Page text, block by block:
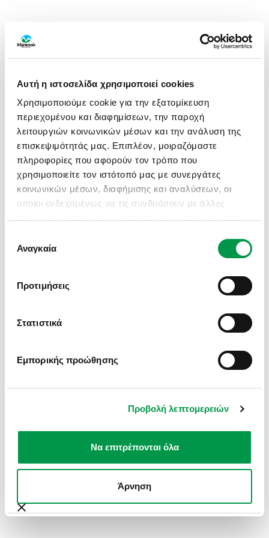
Αυτή η ιστοσελίδα χρησιμοποιεί cookies
Χρησιμοποιούμε cookie για την εξατομίκευση
περιεχομένου και διαφημίσεων, την παροχή
λειτουργιών κοινωνικών μέσων και την ανάλυση της
επισκεψιμότητάς μας. Επιπλέον, μοιραζόμαστε
πληροφορίες που αφορούν τον τρόπο που
χρησιμοποιείτε τον ιστότοπό μας με συνεργάτες
κοινωνικών μέσων, διαφήμισης και αναλύσεων, οι
οποίοι ενδεχομένως να τις συνδυάσουν με άλλες
χρήση των υπηρεσιών τους.
συγκατάθεσης
Αναγκαία
Προτιμήσεις
Στατιστικά
Εμπορικής προώθησης
Προβολή λεπτομερειών
Να επιτρέπονται όλα
Άρνηση
APPLICATION ERROR: A CLIENT-SIDE EXCEPTION HAS